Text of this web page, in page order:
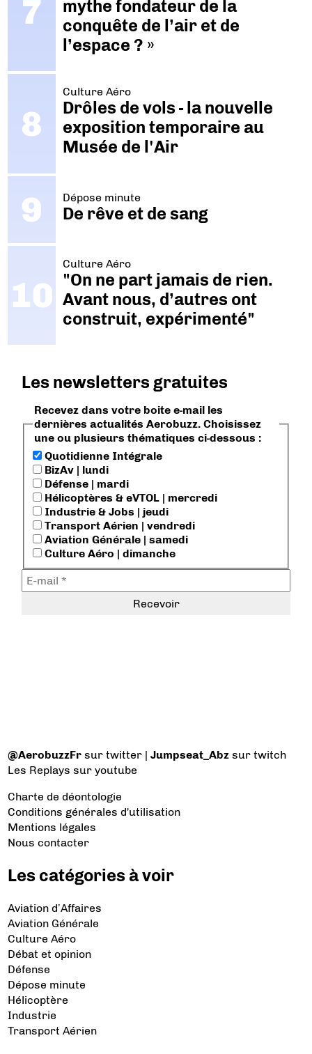
mythe fondateur de la
conquête de l’air et de
l’espace ? »
Culture Aéro
Drôles de vols - la nouvelle
exposition temporaire au
Musée de l'Air
Dépose minute
De rêve et de sang
Culture Aéro
"On ne part jamais de rien.
Avant nous, d’autres ont
construit, expérimenté"
Les newsletters gratuites
Recevez dans votre boite e-mail les
dernières actualités Aerobuzz. Choisissez
une ou plusieurs thématiques ci-dessous :
Quotidienne Intégrale
BizAv | lundi
Défense | mardi
Hélicoptères & eVTOL | mercredi
Industrie & Jobs | jeudi
Transport Aérien | vendredi
Aviation Générale | samedi
Culture Aéro | dimanche
@AerobuzzFr sur twitter |Jumpseat_Abz sur twitch
Les Replays sur youtube
Charte de déontologie
Conditions générales d'utilisation
Mentions légales
Nous contacter
Les catégories à voir
Aviation d’Affaires
Aviation Générale
Culture Aéro
Débat et opinion
Défense
Dépose minute
Hélicoptère
Industrie
Transport Aérien